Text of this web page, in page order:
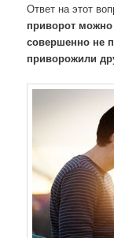
Ответ на этот
приворот
совершенно не
приворожили